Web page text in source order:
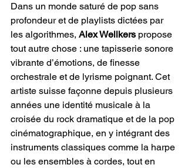
Dans un monde saturé de pop sans
profondeur et de playlists dictées par
les algorithmes, Alex Wellkers propose
tout autre chose : une tapisserie sonore
vibrante d’émotions, de finesse
orchestrale et de lyrisme poignant. Cet
artiste suisse façonne depuis plusieurs
années une identité musicale à la
croisée du rock dramatique et de la pop
cinématographique, en y intégrant des
instruments classiques comme la harpe
ou les ensembles à cordes, tout en